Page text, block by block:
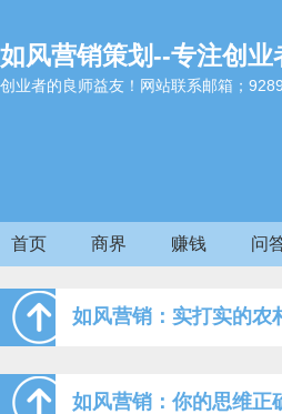
如风营销策划--专注创
创业者的良师益友！网站联系邮箱；
首页 商界 赚钱 问
如风营销：实打实的农
如风营销：你的思维正